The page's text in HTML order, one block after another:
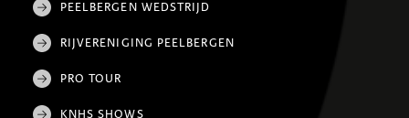
PEELBERGEN WEDSTRIJD
RIJVERENIGING PEELBERGEN
PRO TOUR
KNHS SHOWS